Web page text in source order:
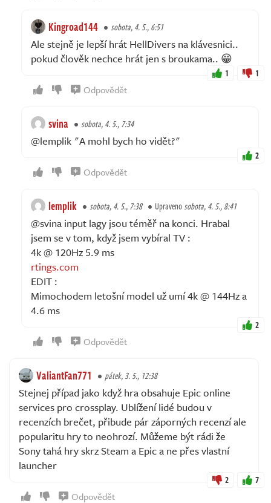
Kingroad144 sobota, 4. 5., 6:51
Ale stejně je lepší hrát HellDivers na klávesnici..
pokud člověk nechce hrát jen s broukama.. 😁
1 1
Odpovědět
svina sobota, 4. 5., 7:34
@lemplik "A mohl bych ho vidět?"
2
Odpovědět
lemplik sobota, 4. 5., 7:38 Upravenosobota, 4. 5., 8:41
@svina input lagy jsou téměř na konci. Hrabal
jsem se v tom, když jsem vybíral TV :
4k @ 120Hz 5.9 ms
rtings.com
EDIT :
Mimochodem letošní model už umí 4k @ 144Hz a
4.6 ms
2
Odpovědět
ValiantFan771 pátek, 3. 5., 12:38
Stejnej případ jako když hra obsahuje Epic online
services pro crossplay. Ublížení lidé budou v
recenzích brečet, přibude pár záporných recenzí ale
popularitu hry to neohrozí. Můžeme být rádi že
Sony tahá hry skrz Steam a Epic a ne přes vlastní
launcher
2 7
Odpovědět